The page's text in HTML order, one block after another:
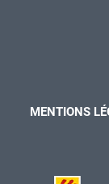
MENTIONS